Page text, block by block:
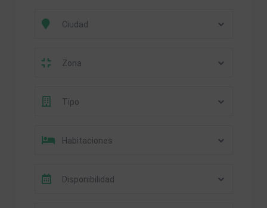
Ciudad
Zona
Tipo
Habitaciones
Disponibilidad